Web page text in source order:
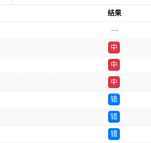
结果
---
中
中
中
错
错
错